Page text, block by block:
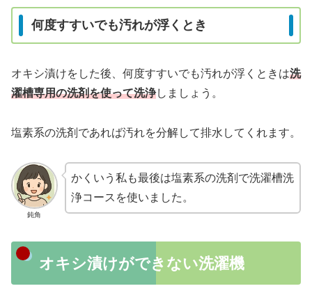
何度すすいでも汚れが浮くとき
オキシ漬けをした後、何度すすいでも汚れが浮くときは洗
濯槽専用の洗剤を使って洗浄しましょう。
塩素系の洗剤であれば汚れを分解して排水してくれます。
鈍角
かくいう私も最後は塩素系の洗剤で洗濯槽洗
浄コースを使いました。
オキシ漬けができない洗濯機